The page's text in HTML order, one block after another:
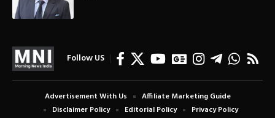
Follow US
Advertisement With Us
Affiliate Marketing Guide
Disclaimer Policy
Editorial Policy
Privacy Policy